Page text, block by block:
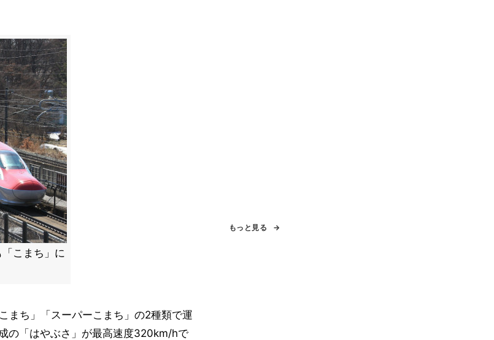
こまち」に
まち」「スーパーこまち」の2種類で運
の「はやぶさ」が最高速度320km/hで
もっと見る